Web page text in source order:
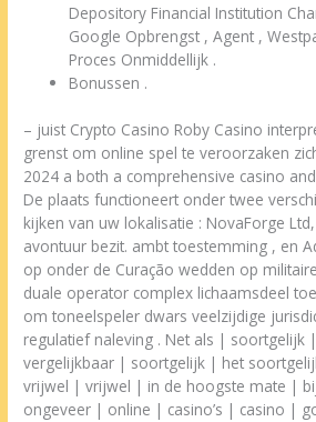
Depository Financial Institution
Google Opbrengst , Agent ,
Proces Onmiddellijk .
Bonussen .
– juist Crypto Casino Roby Casino
grenst om online spel te veroorzaken
2024 a both a comprehensive casino
De plaats functioneert onder twee
kijken van uw lokalisatie : NovaForge
avontuur bezit. ambt toestemming , en
op onder de Curação wedden op
duale operator complex lichaamsdeel
om toneelspeler dwars veelzijdige
regulatief naleving . Net als |
vergelijkbaar | soortgelijk | het
vrijwel | vrijwel | in de hoogste mate |
ongeveer | online | casino’s | casino |